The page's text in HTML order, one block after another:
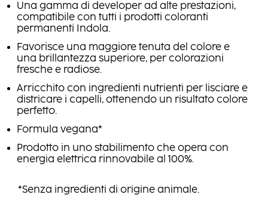
Una gamma di developer ad alte prestazioni,
compatibile con tutti i prodotti coloranti
permanenti Indola.
Favorisce una maggiore tenuta del colore e
una brillantezza superiore, per colorazioni
fresche e radiose.
Arricchito con ingredienti nutrienti per lisciare e
districare i capelli, ottenendo un risultato colore
perfetto.
Formula vegana*
Prodotto in uno stabilimento che opera con
energia elettrica rinnovabile al 100%.
*Senza ingredienti di origine animale.